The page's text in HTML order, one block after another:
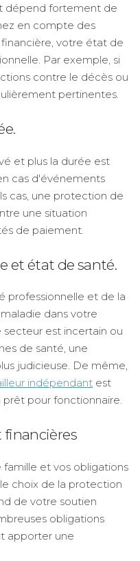
dépend fortement de
en compte des
votre état de
Par exemple, si
contre le décès ou
pertinentes.
et plus la durée est
cas d'événements
cas, une protection de
une situation
de paiement.
et état de santé.
professionnelle et de la
dans votre
secteur est incertain ou
de santé, une
judicieuse. De même,
indépendant est
pour fonctionnaire.
financières
et vos obligations
choix de la protection
de votre soutien
obligations
apporter une